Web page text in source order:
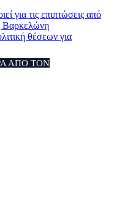
για τις επιπτώσεις από
Βαρκελώνη
θέσεων για
ΑΠΟ ΤΟΝ